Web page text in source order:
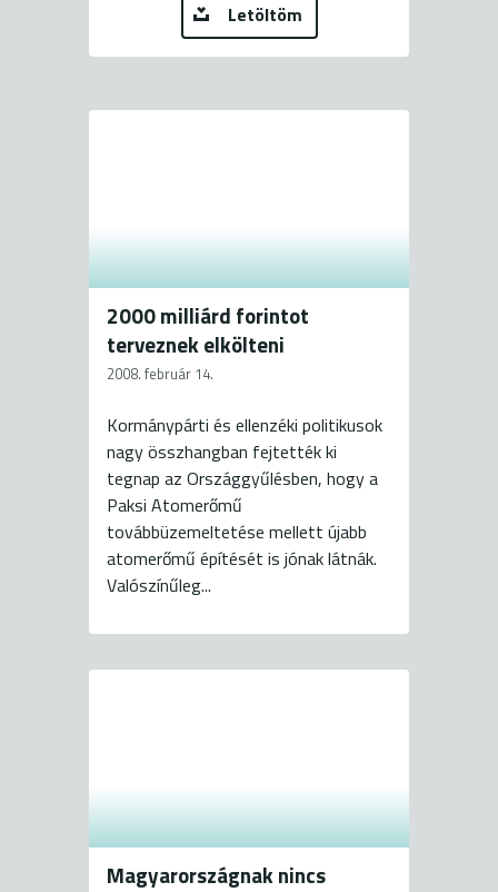
Letöltöm
2000 milliárd forintot
terveznek elkölteni
2008. február 14.
Kormánypárti és ellenzéki politikusok
nagy összhangban fejtették ki
tegnap az Országgyűlésben, hogy a
Paksi Atomerőmű
továbbüzemeltetése mellett újabb
atomerőmű építését is jónak látnák.
Valószínűleg...
Magyarországnak nincs